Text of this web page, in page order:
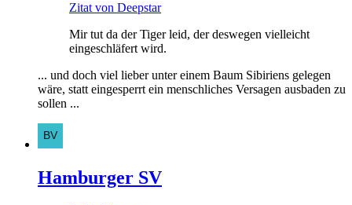
Zitat von Deepstar
Mir tut da der Tiger leid, der deswegen vielleicht
eingeschläfert wird.
... und doch viel lieber unter einem Baum Sibiriens gelegen
wäre, statt eingesperrt ein menschliches Versagen ausbaden zu
sollen ...
Hamburger SV